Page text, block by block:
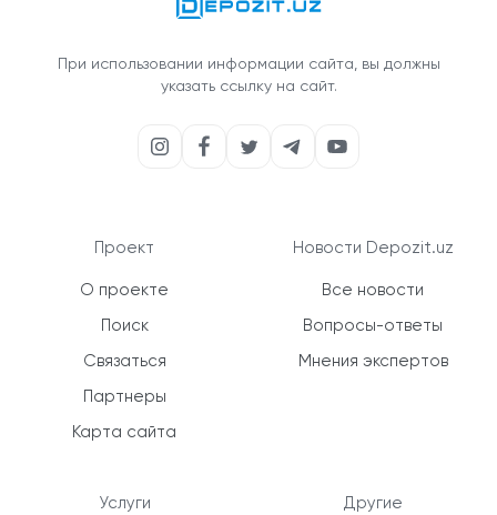
При использовании информации сайта, вы должны
указать ссылку на сайт.
Проект
О проекте
Поиск
Связаться
Партнеры
Карта сайта
Услуги
Новости Depozit.uz
Все новости
Вопросы-ответы
Мнения экспертов
Другие